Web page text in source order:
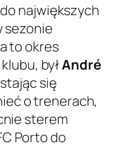
największych
sezonie
to okres
byłAndré
się
o trenerach,
sterem
Porto do